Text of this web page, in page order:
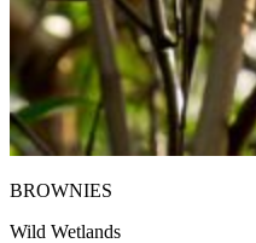
BROWNIES
Wild Wetlands